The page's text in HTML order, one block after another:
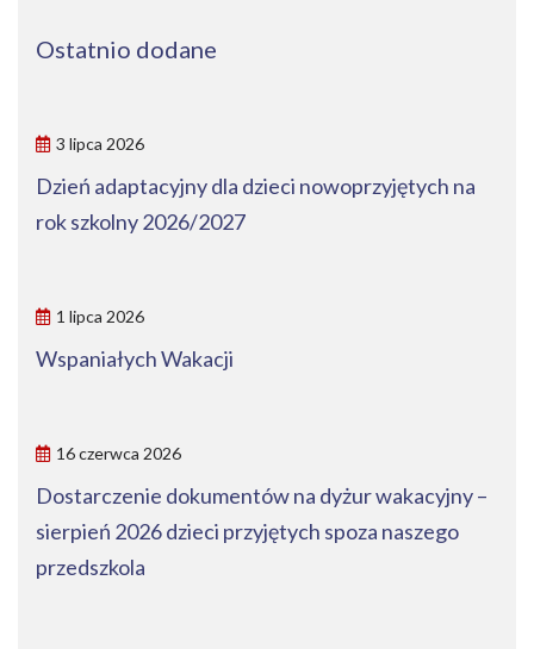
Ostatnio dodane
3 lipca 2026
Dzień adaptacyjny dla dzieci nowoprzyjętych na
rok szkolny 2026/2027
1 lipca 2026
Wspaniałych Wakacji
16 czerwca 2026
Dostarczenie dokumentów na dyżur wakacyjny –
sierpień 2026 dzieci przyjętych spoza naszego
przedszkola